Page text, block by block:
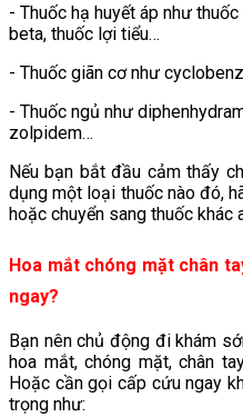
- Thuốc hạ huyết áp như
beta, thuốc lợi tiểu…
- Thuốc giãn cơ như
- Thuốc ngủ như
zolpidem…
Nếu bạn bắt đầu cảm thấy
dụng một loại thuốc nào đó,
hoặc chuyển sang thuốc khác
Hoa mắt chóng mặt chân
ngay?
Bạn nên chủ động đi khám
hoa mắt, chóng mặt, chân
Hoặc cần gọi cấp cứu ngay
trọng như: